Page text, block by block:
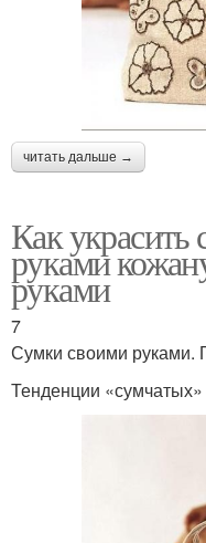
читать дальше →
Как
руками
руками
7
Сумки своими руками.
Тенденции «сумчатых»